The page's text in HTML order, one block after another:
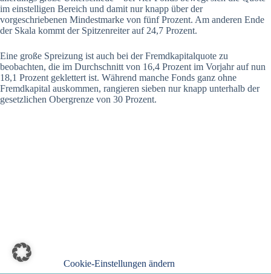
im einstelligen Bereich und damit nur knapp über der
vorgeschriebenen Mindestmarke von fünf Prozent. Am anderen Ende
der Skala kommt der Spitzenreiter auf 24,7 Prozent.
Eine große Spreizung ist auch bei der Fremdkapitalquote zu
beobachten, die im Durchschnitt von 16,4 Prozent im Vorjahr auf nun
18,1 Prozent geklettert ist. Während manche Fonds ganz ohne
Fremdkapital auskommen, rangieren sieben nur knapp unterhalb der
gesetzlichen Obergrenze von 30 Prozent.
Cookie-Einstellungen ändern